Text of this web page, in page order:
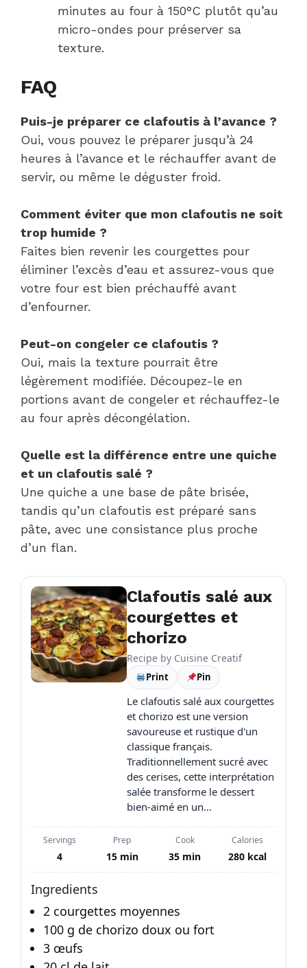
minutes au four à 150°C plutôt qu’au
micro-ondes pour préserver sa
texture.
FAQ
Puis-je préparer ce clafoutis à l’avance ?
Oui, vous pouvez le préparer jusqu’à 24
heures à l’avance et le réchauffer avant de
servir, ou même le déguster froid.
Comment éviter que mon clafoutis ne soit
trop humide ?
Faites bien revenir les courgettes pour
éliminer l’excès d’eau et assurez-vous que
votre four est bien préchauffé avant
d’enfourner.
Peut-on congeler ce clafoutis ?
Oui, mais la texture pourrait être
légèrement modifiée. Découpez-le en
portions avant de congeler et réchauffez-le
au four après décongélation.
Quelle est la différence entre une quiche
et un clafoutis salé ?
Une quiche a une base de pâte brisée,
tandis qu’un clafoutis est préparé sans
pâte, avec une consistance plus proche
d’un flan.
Clafoutis salé aux
courgettes et
chorizo
Recipe by Cuisine Creatif
Print Pin
Le clafoutis salé aux courgettes
et chorizo est une version
savoureuse et rustique d'un
classique français.
Traditionnellement sucré avec
des cerises, cette interprétation
salée transforme le dessert
bien-aimé en un…
Servings
4
Prep
15 min
Cook
35 min
Calories
280 kcal
Ingredients
2 courgettes moyennes
100 g de chorizo doux ou fort
3 œufs